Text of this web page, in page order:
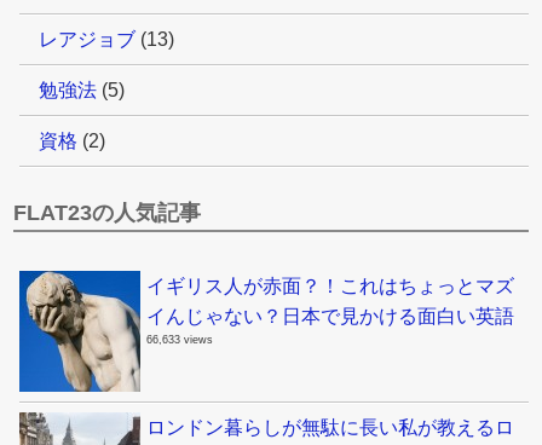
レアジョブ (13)
勉強法 (5)
資格 (2)
FLAT23の人気記事
イギリス人が赤面？！これはちょっとマズ
イんじゃない？日本で見かける面白い英語
66,633 views
ロンドン暮らしが無駄に長い私が教えるロ